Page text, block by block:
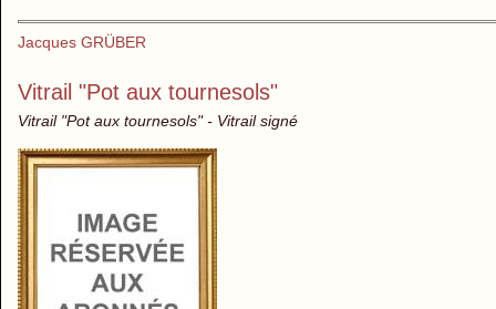
Jacques GRÜBER
Vitrail "Pot aux tournesols"
Vitrail "Pot aux tournesols" - Vitrail signé